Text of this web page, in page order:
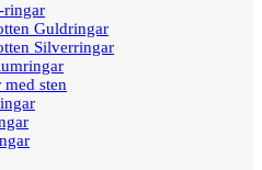
ringar
Guldringar
Silverringar
med sten